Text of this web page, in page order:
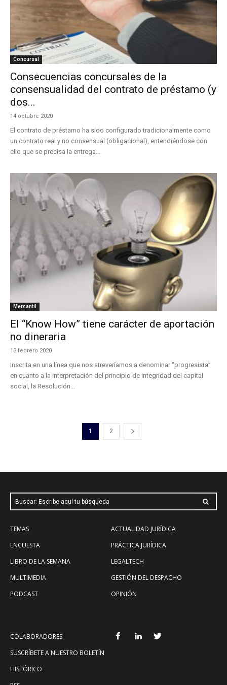
Concursal
Consecuencias concursales de la
consensualidad del contrato de préstamo (y
dos...
14 octubre 2020
El contrato de préstamo ha sido configurado tradicionalmente como
un contrato real y no consensual (obligacional), entendiéndose con
ello que se precisa la entrega...
Mercantil
El “Know How” tiene carácter de aportación
no dineraria
13 febrero 2020
Inscrita en una línea que nos atreveríamos a denominar “progresista”
en cuanto a la interpretación del principio de integridad del capital
social, la Resolución...
1 2
Buscar: Escribe aquí tu búsqueda
TEMAS
ENCUESTA
LIBRO DE LA SEMANA
MULTIMEDIA
PODCAST
ACTUALIDAD JURÍDICA
PRÁCTICA JURÍDICA
LEGALTECH
GESTIÓN DEL DESPACHO
OPINIÓN
COLABORADORES
SUSCRÍBETE A NUESTRO BOLETÍN
HISTÓRICO